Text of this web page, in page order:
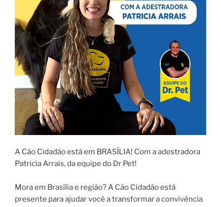
A Cão Cidadão está em BRASÍLIA! Com a adestradora
Patricia Arrais, da equipe do Dr Pet!
Mora em Brasília e região? A Cão Cidadão está
presente para ajudar você a transformar a convivência